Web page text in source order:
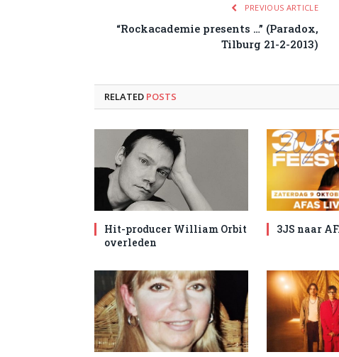
PREVIOUS ARTICLE
“Rockacademie presents …” (Paradox,
Tilburg 21-2-2013)
RELATED POSTS
Hit-producer William Orbit
overleden
3JS naar